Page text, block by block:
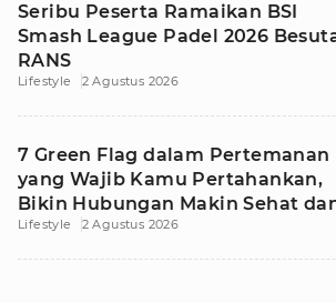
Seribu Peserta Ramaikan BSI
Smash League Padel 2026
RANS
Lifestyle 2 Agustus 2026
7 Green Flag dalam Pertemanan
yang Wajib Kamu Pertahankan,
Bikin Hubungan Makin Sehat
Awet
Lifestyle 2 Agustus 2026